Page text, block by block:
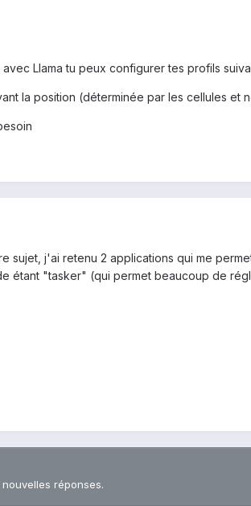
Llama tu peux configurer tes profils
la position (déterminée par les cellules et
sujet, j'ai retenu 2 applications qui me
étant "tasker" (qui permet beaucoup de
réponses.